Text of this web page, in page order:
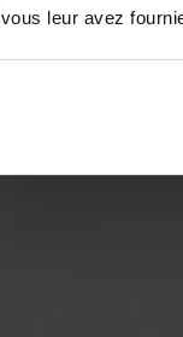
vous leur avez